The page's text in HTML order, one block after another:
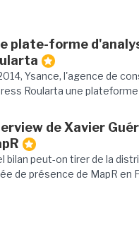
plate-forme
Ysance, l'agence de
Roularta une
de Xavier
bilan peut-on tirer de la
de présence de MapR en